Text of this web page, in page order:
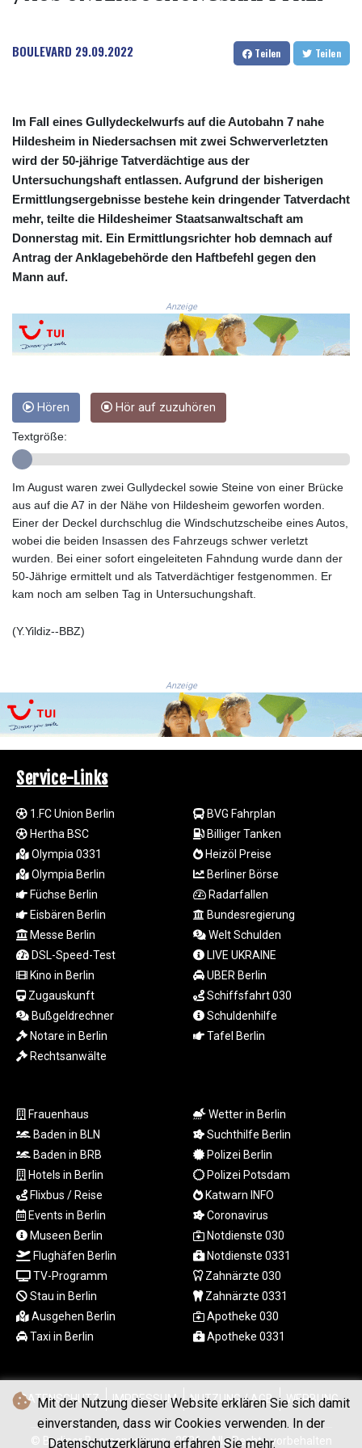
Mit der Nutzung dieser Website erklären Sie sich damit
einverstanden, dass wir Cookies verwenden. In der
Datenschutzerklärung erfahren Sie mehr.
CRC 525.082981
CUC 1.152127
CZK 24.248834
DJF 205.552484
DKK 7.475686
DOP 67.260629
DZD 153.094981
EGP 57.25311
ETB 186.307243
FJD 2.552999
GEL 3.01278
GGP 0.855822
GHS 13.567791
GNF
10136.986094
HNL 30.937889
HRK 7.53374
HTG 150.917301
HUF 365.417829
IDR
20663.399096
ILS 3.465254
IRR
1584001.909458
ISK 142.401223
KES 149.050765
KGS 100.753239
KHR
4682.906821
KRW
1636.527559
KWD 0.356756
KYD 0.961952
KZT 540.905481
LAK
26081.121706
LTL 3.401932
LVL 0.69691
LYD 7.358163
MAD 10.769655
MDL 20.084174
4962.784289
MKD 61.534725
MMK
2418.826093
MNT
4142.864879
MOP 9.326933
MVR 17.811217
MWK
2001.516308
MXN 19.820025
BOULEVARD 29.09.2022 Teilen Teilen
Im Fall eines Gullydeckelwurfs auf die Autobahn 7 nahe
Hildesheim in Niedersachsen mit zwei Schwerverletzten
wird der 50-jährige Tatverdächtige aus der
Untersuchungshaft entlassen. Aufgrund der bisherigen
Ermittlungsergebnisse bestehe kein dringender Tatverdacht
mehr, teilte die Hildesheimer Staatsanwaltschaft am
Donnerstag mit. Ein Ermittlungsrichter hob demnach auf
Antrag der Anklagebehörde den Haftbefehl gegen den
Mann auf.
Anzeige
Hören Hör auf zuzuhören
Textgröße:
Im August waren zwei Gullydeckel sowie Steine von einer Brücke
aus auf die A7 in der Nähe von Hildesheim geworfen worden.
Einer der Deckel durchschlug die Windschutzscheibe eines Autos,
wobei die beiden Insassen des Fahrzeugs schwer verletzt
wurden. Bei einer sofort eingeleiteten Fahndung wurde dann der
50-Jährige ermittelt und als Tatverdächtiger festgenommen. Er
kam noch am selben Tag in Untersuchungshaft.
(Y.Yildiz--BBZ)
Anzeige
Service-Links
1.FC Union Berlin
Hertha BSC
Olympia 0331
Olympia Berlin
Füchse Berlin
Eisbären Berlin
Messe Berlin
DSL-Speed-Test
Kino in Berlin
Zugauskunft
Bußgeldrechner
Notare in Berlin
Rechtsanwälte
BVG Fahrplan
Billiger Tanken
Heizöl Preise
Berliner Börse
Radarfallen
Bundesregierung
Welt Schulden
LIVE UKRAINE
UBER Berlin
Schiffsfahrt 030
Schuldenhilfe
Tafel Berlin
Frauenhaus
Baden in BLN
Baden in BRB
Hotels in Berlin
Flixbus / Reise
Events in Berlin
Museen Berlin
Flughäfen Berlin
TV-Programm
Stau in Berlin
Ausgehen Berlin
Taxi in Berlin
Wetter in Berlin
Suchthilfe Berlin
Polizei Berlin
Polizei Potsdam
Katwarn INFO
Coronavirus
Notdienste 030
Notdienste 0331
Zahnärzte 030
Zahnärzte 0331
Apotheke 030
Apotheke 0331
DATENSCHUTZ IMPRESSUM NUTZUNG / AGB WERBUNG
© Berliner Boersenzeitung - 2026 - Alle Rechte vorbehalten